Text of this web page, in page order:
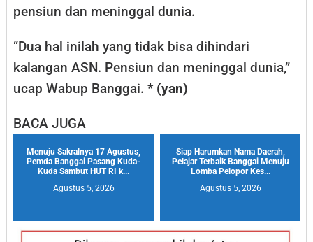
pensiun dan meninggal dunia.
“Dua hal inilah yang tidak bisa dihindari
kalangan ASN. Pensiun dan meninggal dunia,”
ucap Wabup Banggai. * (yan)
BACA JUGA
Menuju Sakralnya 17 Agustus,
Pemda Banggai Pasang Kuda-
Kuda Sambut HUT RI k...
Agustus 5, 2026
Siap Harumkan Nama Daerah,
Pelajar Terbaik Banggai Menuju
Lomba Pelopor Kes...
Agustus 5, 2026